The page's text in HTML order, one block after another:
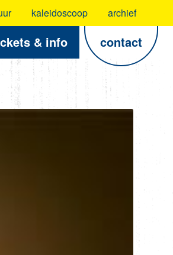
kaleidoscoop archief
& info contact